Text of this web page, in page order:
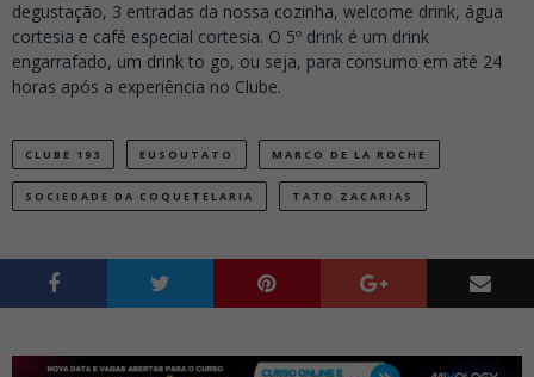
degustação, 3 entradas da nossa cozinha, welcome drink, água
cortesia e café especial cortesia. O 5º drink é um drink
engarrafado, um drink to go, ou seja, para consumo em até 24
horas após a experiência no Clube.
CLUBE 193 EUSOUTATO MARCO DE LA ROCHE
SOCIEDADE DA COQUETELARIA TATO ZACARIAS